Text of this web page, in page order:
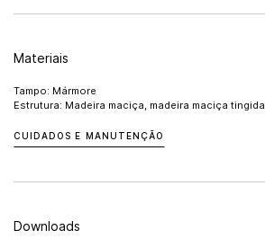
Materiais
Tampo: Mármore
Estrutura: Madeira maciça, madeira maciça tingida
CUIDADOS E MANUTENÇÃO
Downloads